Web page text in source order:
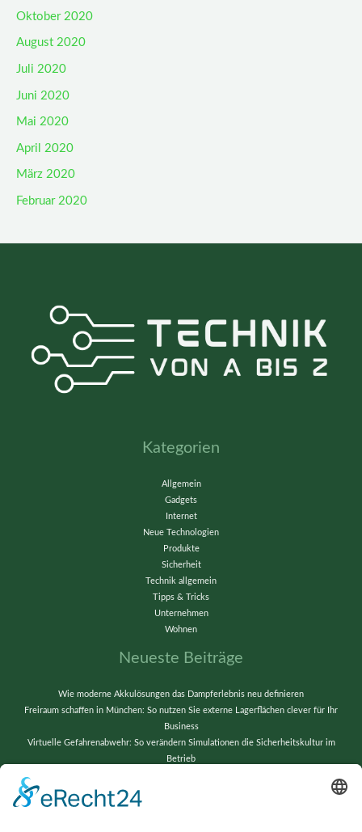
Oktober 2020
August 2020
Juli 2020
Juni 2020
Mai 2020
April 2020
März 2020
Februar 2020
Kategorien
Allgemein
Gadgets
Internet
Neue Technologien
Produkte
Sicherheit
Technik allgemein
Tipps & Tricks
Unternehmen
Wohnen
Neueste Beiträge
Wie moderne Akkulösungen das Dampferlebnis neu definieren
Freiraum schaffen in München: So nutzen Sie externe Lagerflächen clever für Ihr
Business
Virtuelle Gefahrenabwehr: So verändern Simulationen die Sicherheitskultur im
Betrieb
Wenn alte Bänder neu erstrahlen: Techniktricks für gestochen scharfe Videos und